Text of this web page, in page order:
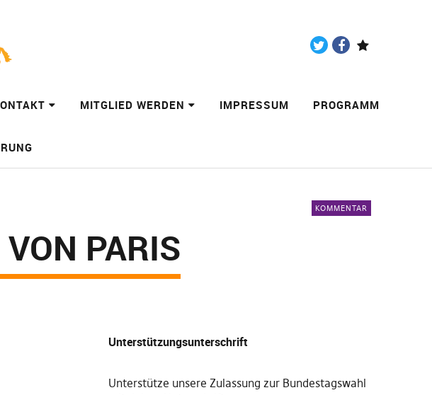
MITGLIED WERDEN IMPRESSUM PROGRAMM
KOMMENTAR
PARIS
Unterstützungsunterschrift
Unterstütze unsere Zulassung zur Bundestagswahl